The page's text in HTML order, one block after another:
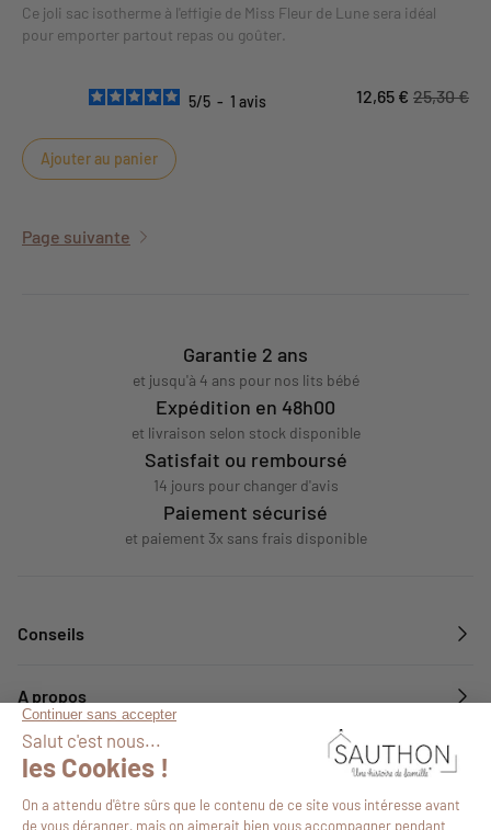
Ce joli sac isotherme à l'effigie de Miss Fleur de Lune sera idéal
pour emporter partout repas ou goûter.
5/5 - 1 avis 12,65 € 25,30 €
Ajouter au panier
Page suivante
Garantie 2 ans
et jusqu'à 4 ans pour nos lits bébé
Expédition en 48h00
et livraison selon stock disponible
Satisfait ou remboursé
14 jours pour changer d'avis
Paiement sécurisé
et paiement 3x sans frais disponible
Conseils
A propos
Services
Suivez-nous